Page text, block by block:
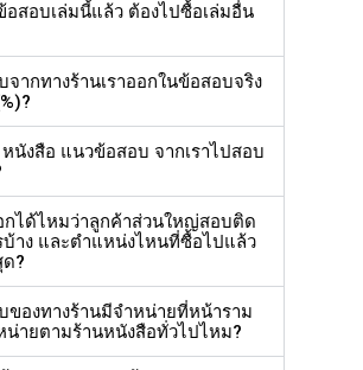
อสอบเล่มนี้แล้ว ต้องไปซื้อเล่มอื่น
ากทางร้านเราออกในข้อสอบจริง
นังสือ แนวข้อสอบ จากเราไปสอบ
กได้ไหมว่าลูกค้าส่วนใหญ่สอบติด
บ้าง และตำแหน่งไหนที่ซื้อไปแล้ว
?
ของทางร้านมีจำหน่ายที่หน้าราม
น่ายตามร้านหนังสือทั่วไปไหม?